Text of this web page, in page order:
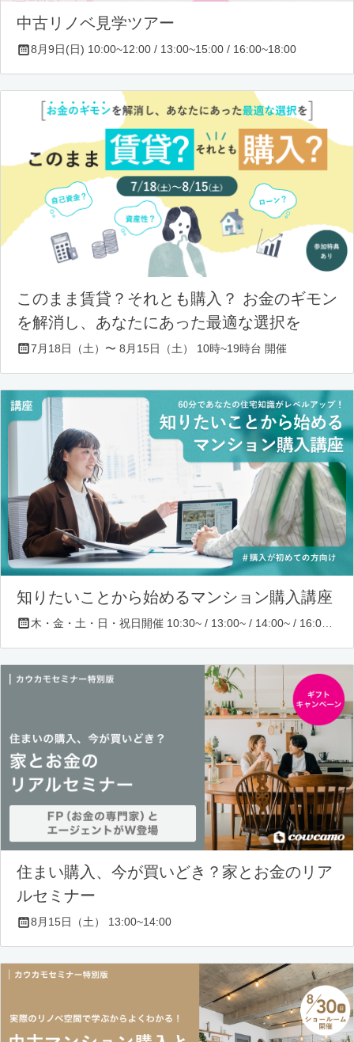
中古リノベ見学ツアー
8月9日(日) 10:00~12:00 / 13:00~15:00 / 16:00~18:00
このまま賃貸？それとも購入？ お金のギモン
を解消し、あなたにあった最適な選択を
7月18日（土）〜 8月15日（土） 10時~19時台 開催
知りたいことから始めるマンション購入講座
住まい購入、今が買いどき？家とお金のリア
ルセミナー
8月15日（土） 13:00~14:00